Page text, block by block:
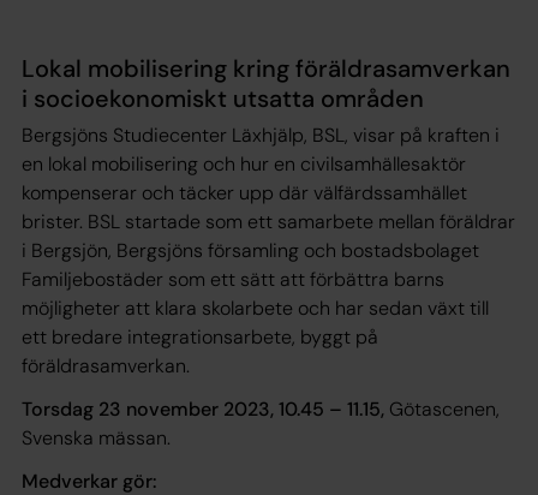
Lokal mobilisering kring föräldrasamverkan
i socioekonomiskt utsatta områden
Bergsjöns Studiecenter Läxhjälp, BSL, visar på kraften i
en lokal mobilisering och hur en civilsamhällesaktör
kompenserar och täcker upp där välfärdssamhället
brister. BSL startade som ett samarbete mellan föräldrar
i Bergsjön, Bergsjöns församling och bostadsbolaget
Familjebostäder som ett sätt att förbättra barns
möjligheter att klara skolarbete och har sedan växt till
ett bredare integrationsarbete, byggt på
föräldrasamverkan.
Torsdag 23 november 2023, 10.45 – 11.15, Götascenen,
Svenska mässan.
Medverkar gör: